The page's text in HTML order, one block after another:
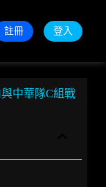
註冊 登入
中華隊C組戰